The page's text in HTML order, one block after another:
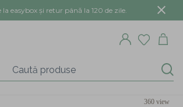
la easybox și retur până la 120 de zile.
360 view